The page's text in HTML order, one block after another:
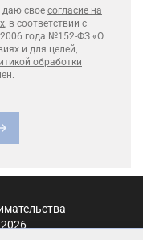
даю свое согласие на
, в соответствии с
года №152-ФЗ «О
и для целей,
обработки